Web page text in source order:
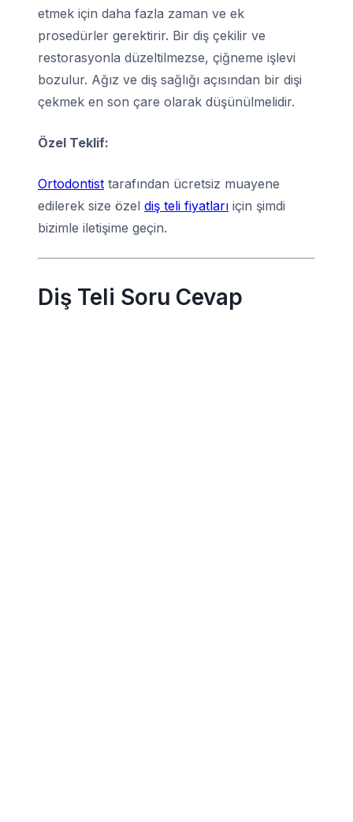
etmek için daha fazla zaman ve ek
prosedürler gerektirir. Bir diş çekilir ve
restorasyonla düzeltilmezse, çiğneme işlevi
bozulur. Ağız ve diş sağlığı açısından bir dişi
çekmek en son çare olarak düşünülmelidir.
Özel Teklif:
Ortodontist tarafından ücretsiz muayene
edilerek size özel diş teli fiyatları için şimdi
bizimle iletişime geçin.
Diş Teli Soru Cevap